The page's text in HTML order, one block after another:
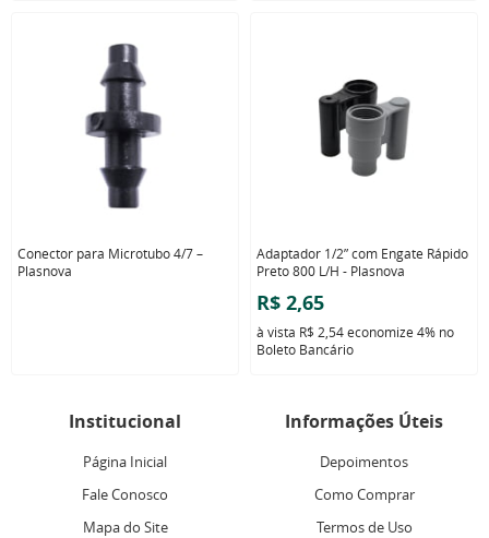
Conector para Microtubo 4/7 –
Plasnova
Adaptador 1/2” com Engate Rápido
Preto 800 L/H - Plasnova
R$ 2,65
à vista R$ 2,54economize 4% no
Boleto Bancário
Institucional
Página Inicial
Fale Conosco
Mapa do Site
Informações Úteis
Depoimentos
Como Comprar
Termos de Uso